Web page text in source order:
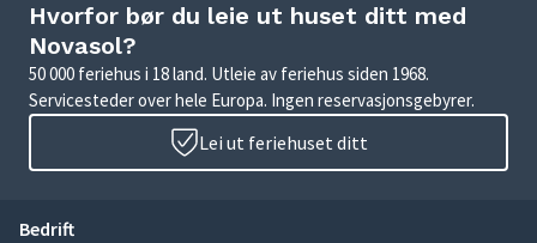
Hvorfor bør du leie ut huset ditt med
Novasol?
50 000 feriehus i 18 land. Utleie av feriehus siden 1968.
Servicesteder over hele Europa. Ingen reservasjonsgebyrer.
Lei ut feriehuset ditt
Bedrift